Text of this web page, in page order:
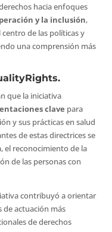
hacia enfoques
y la inclusión,
de las políticas y
una comprensión más
que la iniciativa
clave para
y sus prácticas en salud
de estas directrices se
el reconocimiento de la
de las personas con
contribuyó a orientar
de actuación más
de derechos